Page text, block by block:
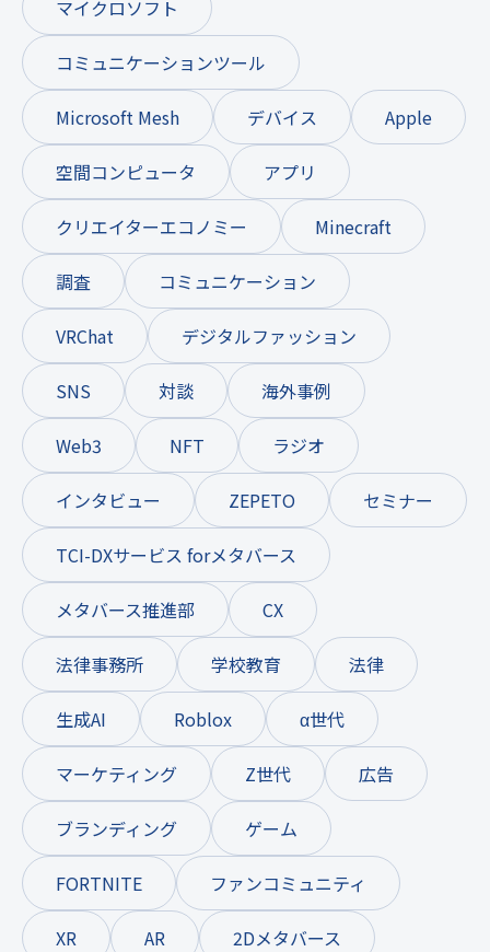
マイクロソフト
コミュニケーションツール
Microsoft Mesh デバイス Apple
空間コンピュータ アプリ
クリエイターエコノミー Minecraft
調査 コミュニケーション
VRChat デジタルファッション
SNS 対談 海外事例
Web3 NFT ラジオ
インタビュー ZEPETO セミナー
TCI-DXサービス forメタバース
メタバース推進部 CX
法律事務所 学校教育 法律
生成AI Roblox α世代
マーケティング Z世代 広告
ブランディング ゲーム
FORTNITE ファンコミュニティ
XR AR 2Dメタバース